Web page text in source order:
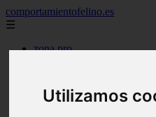
Utilizamos
comportamientofelino.es
☰
zona pro
protagonistas
actualidad